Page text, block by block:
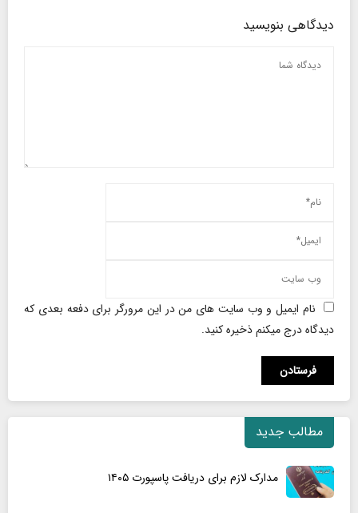
دیدگاهی بنویسید
نام ایمیل و وب سایت های من در این مرورگر برای دفعه بعدی که
دیدگاه درج میکنم ذخیره کنید.
مطالب جدید
مدارک لازم برای دریافت پاسپورت ۱۴۰۵